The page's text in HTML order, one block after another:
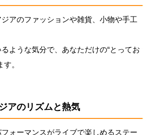
アのファッションや雑貨、小物や手工
ような気分で、あなただけの“とってお
。
アのリズムと熱気
ォーマンスがライブで楽しめるステー